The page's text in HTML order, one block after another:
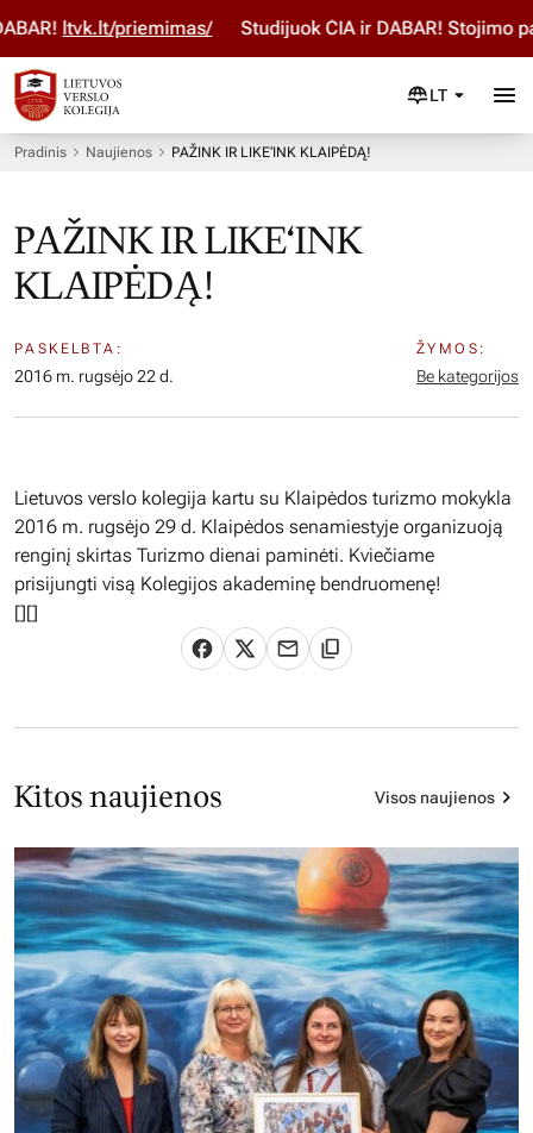
ltvk.lt/priemimas/ Studijuok ČIA ir DABAR! Stojimo
LT
Pradinis Naujienos PAŽINK IR LIKE‘INK KLAIPĖDĄ!
PAŽINK IR LIKE‘INK
KLAIPĖDĄ!
PASKELBTA:
2016 m. rugsėjo 22 d.
ŽYMOS:
Be kategorijos
Lietuvos verslo kolegija kartu su Klaipėdos turizmo mokykla
2016 m. rugsėjo 29 d. Klaipėdos senamiestyje organizuoją
renginį skirtas Turizmo dienai paminėti. Kviečiame
prisijungti visą Kolegijos akademinę bendruomenę!
[][]
Kitos naujienos Visos naujienos